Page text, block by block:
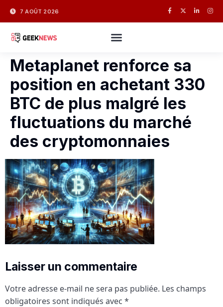
7 AOÛT 2026
Metaplanet renforce sa
position en achetant 330
BTC de plus malgré les
fluctuations du marché
des cryptomonnaies
Laisser un commentaire
Votre adresse e-mail ne sera pas publiée. Les champs
obligatoires sont indiqués avec *